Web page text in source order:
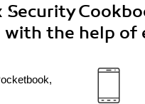
the help of